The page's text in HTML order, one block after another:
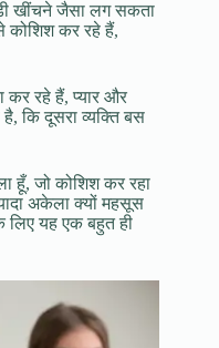
खींचने जैसा लग सकता
कोशिश कर रहे हैं,
कर रहे हैं, प्यार और
कि दूसरा व्यक्ति बस
हूँ, जो कोशिश कर रहा
अकेला क्यों महसूस
लिए यह एक बहुत ही